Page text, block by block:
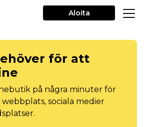
Aloita
för att
på några minuter för
sociala medier